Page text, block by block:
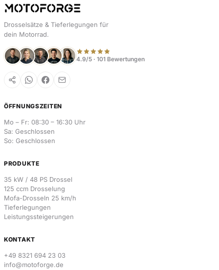
Drosselsätze & Tieferlegungen für
dein Motorrad.
4.9/5 · 101 Bewertungen
ÖFFNUNGSZEITEN
Mo – Fr: 08:30 – 16:30 Uhr
Sa: Geschlossen
So: Geschlossen
PRODUKTE
35 kW / 48 PS Drossel
125 ccm Drosselung
Mofa-Drosseln 25 km/h
Tieferlegungen
Leistungssteigerungen
KONTAKT
+49 8321 694 23 03
info@motoforge.de